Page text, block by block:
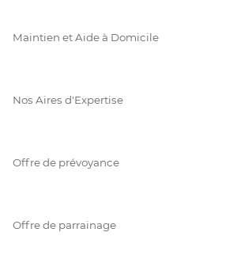
Maintien et Aide à Domicile
Nos Aires d'Expertise
Offre de prévoyance
Offre de parrainage